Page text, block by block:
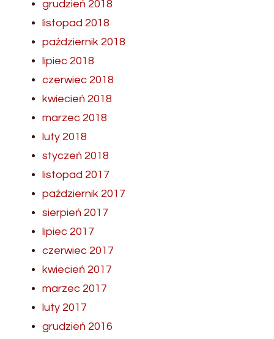
grudzień 2018
listopad 2018
październik 2018
lipiec 2018
czerwiec 2018
kwiecień 2018
marzec 2018
luty 2018
styczeń 2018
listopad 2017
październik 2017
sierpień 2017
lipiec 2017
czerwiec 2017
kwiecień 2017
marzec 2017
luty 2017
grudzień 2016